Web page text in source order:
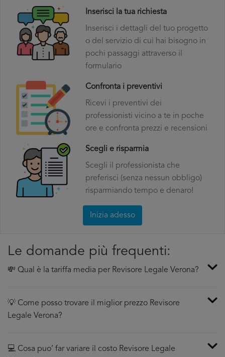
Inserisci la tua richiesta
Inserisci i dettagli del tuo progetto
o del servizio di cui hai bisogno in
pochi passaggi attraverso il
formulario
Confronta i preventivi
Ricevi i preventivi dei
professionisti vicino a te in poche
ore e confronta prezzi e recensioni
Scegli e risparmia
Scegli il professionista che
preferisci (senza nessun obbligo)
risparmiando tempo e denaro!
Inizia adesso
Le domande più frequenti:
💸 Qual è la tariffa media per Revisore Legale Verona?
💡 Come posso trovare il miglior prezzo Revisore
Legale Verona?
💻 Cosa puo’ far variare il costo Revisore Legale